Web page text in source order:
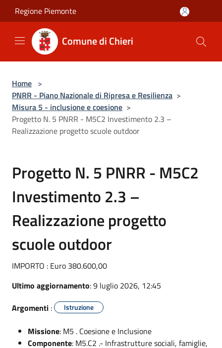
Salta al contenuto principale
Regione Piemonte
Comune di Chieri
Home >
PNRR - Piano Nazionale di Ripresa e Resilienza >
Misura 5 - inclusione e coesione >
Progetto N. 5 PNRR - M5C2 Investimento 2.3 –
Realizzazione progetto scuole outdoor
Progetto N. 5 PNRR - M5C2
Investimento 2.3 –
Realizzazione progetto
scuole outdoor
IMPORTO : Euro 380.600,00
Ultimo aggiornamento: 9 luglio 2026, 12:45
Argomenti : Istruzione
Missione: M5 . Coesione e Inclusione
Componente: M5.C2 .- Infrastrutture sociali, famiglie,